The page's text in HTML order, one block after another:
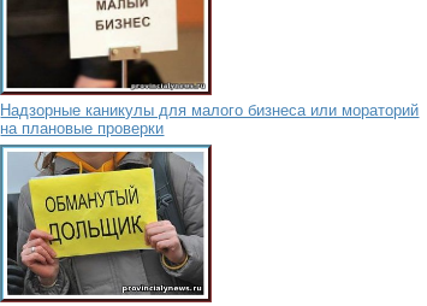
Надзорные каникулы для малого бизнеса или мораторий
на плановые проверки